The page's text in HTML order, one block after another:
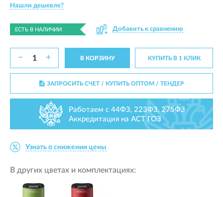
Нашли дешевле?
ЕСТЬ В НАЛИЧИИ Добавить к сравнению
− + В КОРЗИНУ КУПИТЬ В 1 КЛИК
ЗАПРОСИТЬ СЧЕТ / КУПИТЬ ОПТОМ/ ТЕНДЕР
Работаем с 44ФЗ, 223ФЗ, 275ФЗ
Аккредитация на АСТ ГОЗ
Узнать о снижении цены
В других цветах и комплектациях: